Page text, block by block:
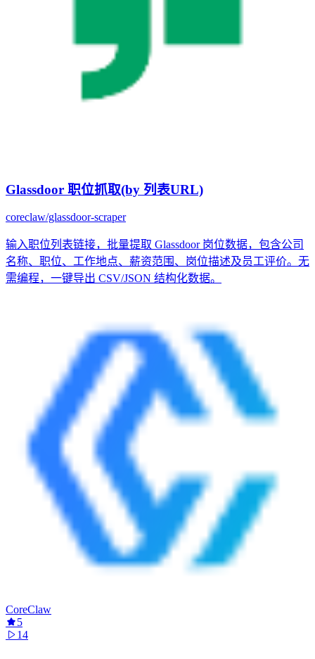
Glassdoor 职位抓取(by 列表URL)
coreclaw/glassdoor-scraper
输入职位列表链接，批量提取 Glassdoor 岗位数据，包含公司
名称、职位、工作地点、薪资范围、岗位描述及员工评价。无
需编程，一键导出 CSV/JSON 结构化数据。
CoreClaw
5
14